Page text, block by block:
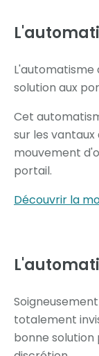
solution aux
Cet
sur les
mouvement
portail.
Découvrir la
totalement
bonne